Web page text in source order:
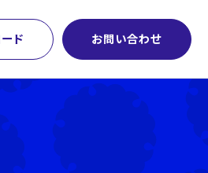
ド お問い合わせ
革
マネジメント